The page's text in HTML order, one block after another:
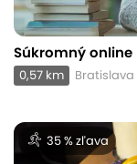
Súkromný
0,57 km
35 % zľava